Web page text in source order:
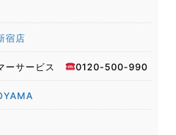
宿店
ーサービス 0120-500-990